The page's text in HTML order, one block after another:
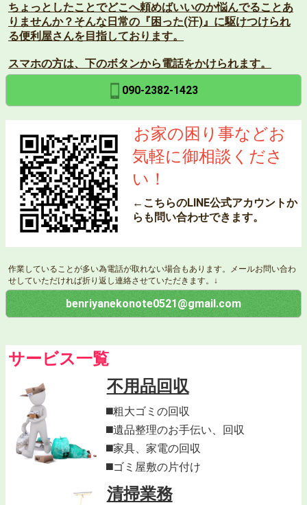
ちょっとしたことでどこへ頼めばいいのか悩んでることあ
りませんか？そんな日常の『困った(汗)』に駆けつけられ
る便利屋さんを目指しております。
スマホの方は、下のボタンから電話をかけられます。
090-2382-1423
お家の困り事などお
気軽に御相談くださ
い！
←こちらのLINE公式アカウントか
らも問い合わせできます。
作業していることが多い為電話が取れない場合もあります。メールお問い合わ
せしていただければ折り返し連絡させていただきます。↓
benriyanekonote0521@gmail.com
サービス一覧
不用品回収
◼️粗大ゴミの回収
◼️遺品整理のお手伝い、回収
◼️家具、家電の回収
◼️ゴミ屋敷の片付け
清掃業務